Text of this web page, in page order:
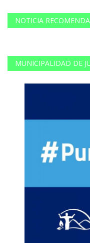
NOTICIA
MUNICIPALIDAD DE